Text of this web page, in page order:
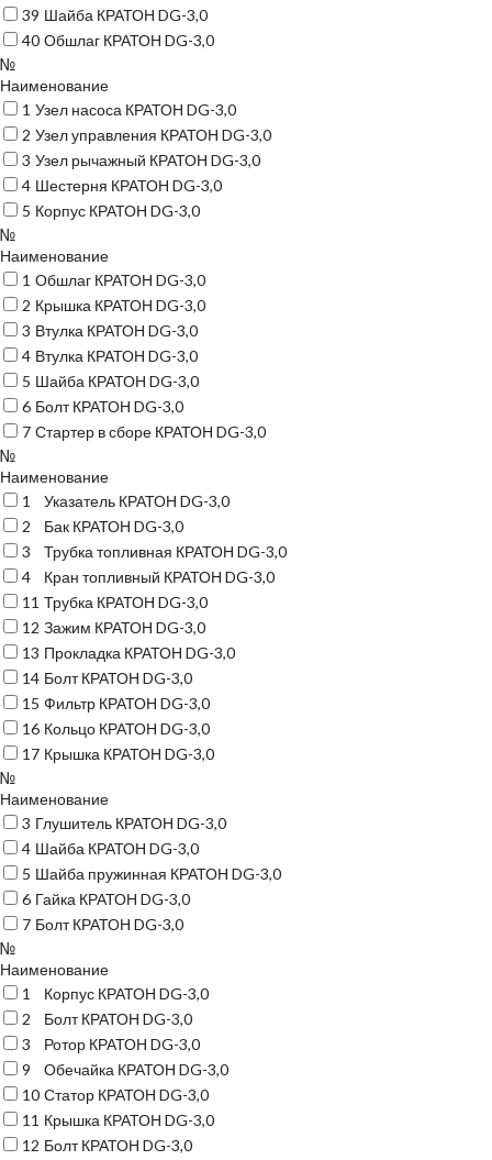
39 Шайба КРАТОН DG-3,0
40 Обшлаг КРАТОН DG-3,0
№
Наименование
1 Узел насоса КРАТОН DG-3,0
2 Узел управления КРАТОН DG-3,0
3 Узел рычажный КРАТОН DG-3,0
4 Шестерня КРАТОН DG-3,0
5 Корпус КРАТОН DG-3,0
№
Наименование
1 Обшлаг КРАТОН DG-3,0
2 Крышка КРАТОН DG-3,0
3 Втулка КРАТОН DG-3,0
4 Втулка КРАТОН DG-3,0
5 Шайба КРАТОН DG-3,0
6 Болт КРАТОН DG-3,0
7 Стартер в сборе КРАТОН DG-3,0
№
Наименование
1
Указатель КРАТОН DG-3,0
2
Бак КРАТОН DG-3,0
3
Трубка топливная КРАТОН DG-3,0
4
Кран топливный КРАТОН DG-3,0
11 Трубка КРАТОН DG-3,0
12 Зажим КРАТОН DG-3,0
13 Прокладка КРАТОН DG-3,0
14 Болт КРАТОН DG-3,0
15 Фильтр КРАТОН DG-3,0
16 Кольцо КРАТОН DG-3,0
17 Крышка КРАТОН DG-3,0
№
Наименование
3 Глушитель КРАТОН DG-3,0
4 Шайба КРАТОН DG-3,0
5 Шайба пружинная КРАТОН DG-3,0
6 Гайка КРАТОН DG-3,0
7 Болт КРАТОН DG-3,0
№
Наименование
1
Корпус КРАТОН DG-3,0
2
Болт КРАТОН DG-3,0
3
Ротор КРАТОН DG-3,0
9
Обечайка КРАТОН DG-3,0
10 Статор КРАТОН DG-3,0
11 Крышка КРАТОН DG-3,0
12 Болт КРАТОН DG-3,0